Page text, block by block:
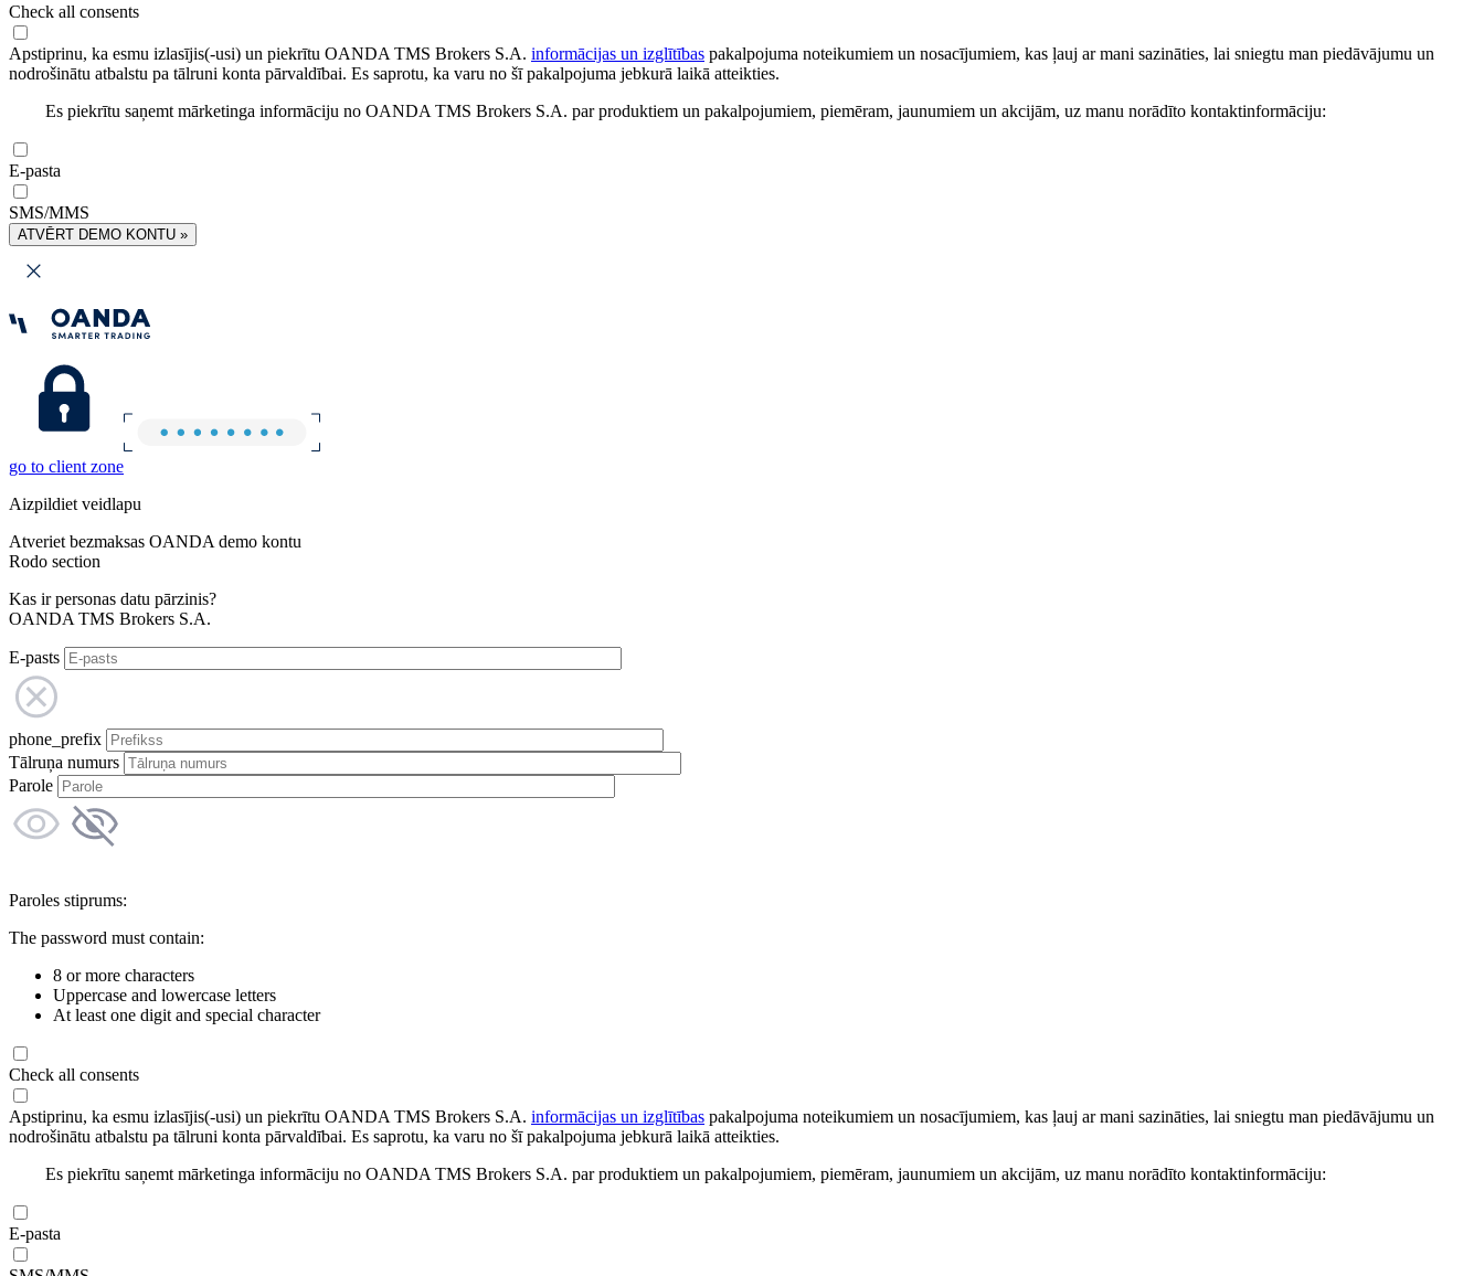
Check all consents
Apstiprinu, ka esmu izlasījis(-usi) un piekrītu OANDA TMS Brokers S.A. informācijas un izglītības pakalpojuma noteikumiem un nosacījumiem, kas ļauj ar mani sazināties, lai sniegtu man piedāvājumu un
nodrošinātu atbalstu pa tālruni konta pārvaldībai. Es saprotu, ka varu no šī pakalpojuma jebkurā laikā atteikties.
Es piekrītu saņemt mārketinga informāciju no OANDA TMS Brokers S.A. par produktiem un pakalpojumiem, piemēram, jaunumiem un akcijām, uz manu norādīto kontaktinformāciju:
E-pasta
SMS/MMS
ATVĒRT DEMO KONTU »
go to client zone
Aizpildiet veidlapu
Atveriet bezmaksas OANDA demo kontu
Rodo section
Kas ir personas datu pārzinis?
OANDA TMS Brokers S.A.
E-pasts
phone_prefix
Tālruņa numurs
Parole
Paroles stiprums:
The password must contain:
8 or more characters
Uppercase and lowercase letters
At least one digit and special character
Check all consents
Apstiprinu, ka esmu izlasījis(-usi) un piekrītu OANDA TMS Brokers S.A. informācijas un izglītības pakalpojuma noteikumiem un nosacījumiem, kas ļauj ar mani sazināties, lai sniegtu man piedāvājumu un
nodrošinātu atbalstu pa tālruni konta pārvaldībai. Es saprotu, ka varu no šī pakalpojuma jebkurā laikā atteikties.
Es piekrītu saņemt mārketinga informāciju no OANDA TMS Brokers S.A. par produktiem un pakalpojumiem, piemēram, jaunumiem un akcijām, uz manu norādīto kontaktinformāciju:
E-pasta